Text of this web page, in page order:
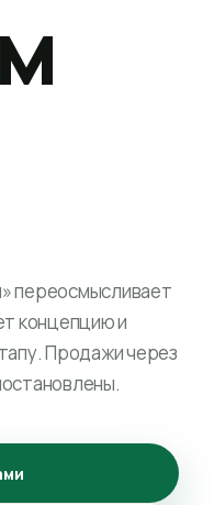
переосмысливает
концепцию и
Продажи через